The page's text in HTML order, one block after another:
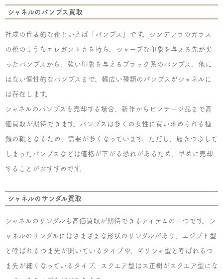
シャネルのパンプス買取
社成の代表的な靴といえば「パンプス」です。シンデレラのガラス
の靴のようなエレガントさを持ち、シャープな印象を与える先が尖
ったパンプスから、強い印象を与えるブラック系のパンプス、他に
はない個性的なパンプスまで、幅広い種類のパンプスがシャネルに
は存在します。
シャネルのパンプスを売却する場合、新作からビンテージ品まで高
価買取が期待できます。パンプスは多くの女性に買い求められる種
類の靴となるため、需要が多くなっています。ただし、履きつぶして
しまったパンプスなどは価格が下がる恐れがあるため、早めに売却
することがおすすめです。
シャネルのサンダル買取
シャネルのサンダルも高価買取が期待できるアイテムの一つです。シ
ャネルのサンダルにはさまざまな形状のサンダルがあり、エジプト型
と呼ばれるつま先が開いているタイプや、ギリシャ型と呼ばれるつ
ま先が細くなっているタイプ、スクエア型はス正樹がスクエア型にな